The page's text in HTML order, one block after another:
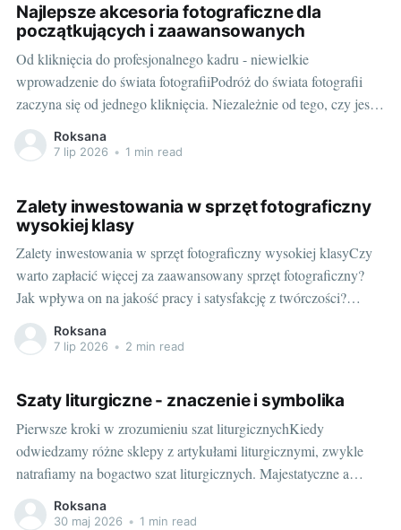
Najlepsze akcesoria fotograficzne dla
początkujących i zaawansowanych
Od kliknięcia do profesjonalnego kadru - niewielkie
wprowadzenie do świata fotografiiPodróż do świata fotografii
zaczyna się od jednego kliknięcia. Niezależnie od tego, czy jesteś
początkującym miłośnikiem zdjęć dokumentującym rodzinne
wydarzenia, czy aspirującym pro, który marzy o zrobieniu
Roksana
7 lip 2026 • 1 min read
Zalety inwestowania w sprzęt fotograficzny
wysokiej klasy
Zalety inwestowania w sprzęt fotograficzny wysokiej klasyCzy
warto zapłacić więcej za zaawansowany sprzęt fotograficzny?
Jak wpływa on na jakość pracy i satysfakcję z twórczości?
Przekonajmy się, korzystając z mojego doświadczenia w
fotografii. Na początku mojej przygody z fotografią...Jak
Roksana
7 lip 2026 • 2 min read
Szaty liturgiczne - znaczenie i symbolika
Pierwsze kroki w zrozumieniu szat liturgicznychKiedy
odwiedzamy różne sklepy z artykułami liturgicznymi, zwykle
natrafiamy na bogactwo szat liturgicznych. Majestatyczne a
zarazem skromne, przykuwają wzrok i budzą szacunek. Szaty
liturgiczne to jeden z kluczowych elementów jakiekolwiek
Roksana
30 maj 2026 • 1 min read